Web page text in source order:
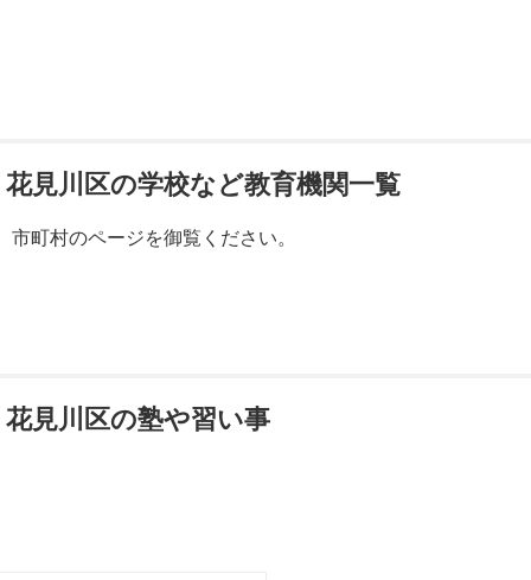
花見川区の学校など教育機関一覧
市町村のページを御覧ください。
花見川区の塾や習い事